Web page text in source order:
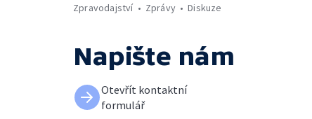
Zpravodajství
Zprávy Diskuze
Napište nám
Otevřít kontaktní
formulář